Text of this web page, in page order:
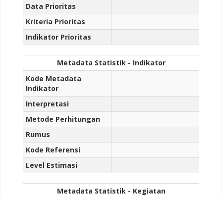
Data Prioritas
Kriteria Prioritas
Indikator Prioritas
Metadata Statistik - Indikator
Kode Metadata
Indikator
Interpretasi
Metode Perhitungan
Rumus
Kode Referensi
Level Estimasi
Metadata Statistik - Kegiatan